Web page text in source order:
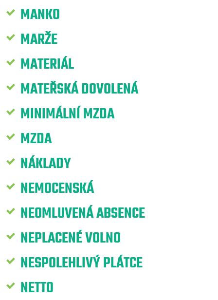
MANKO
MARŽE
MATERIÁL
MATEŘSKÁ DOVOLENÁ
MINIMÁLNÍ MZDA
MZDA
NÁKLADY
NEMOCENSKÁ
NEOMLUVENÁ ABSENCE
NEPLACENÉ VOLNO
NESPOLEHLIVÝ PLÁTCE
NETTO